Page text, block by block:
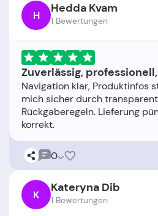
H Hedda Kvam
1 Bewertungen
Zuverlässig,
Navigation klar, Produktinfos
mich sicher durch
Rückgaberegeln. Lieferung
0
K Kateryna Dib
1 Bewertungen